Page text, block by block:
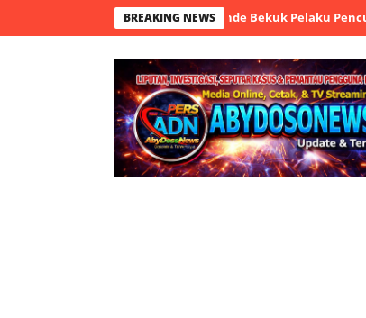
BREAKING NEWS
Tim Resmob Polsek Cikande Bekuk Pelaku Pencurian HP